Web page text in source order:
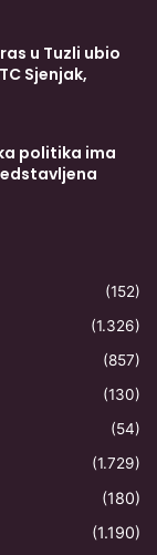
u Tuzli ubio
Sjenjak,
politika ima
(152)
(1.326)
(857)
(130)
(54)
(1.729)
(180)
(1.190)